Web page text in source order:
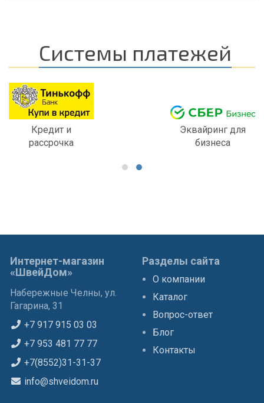
Системы платежей
Кредит и
рассрочка
Эквайринг для
бизнеса
Интернет-магазин
«ШвейДом»
Набережные Челны, ул.
Гагарина, 31
+7 917 915 03 03
+7 953 481 77 77
+7(8552)31-31-37
info@shveidom.ru
Разделы сайта
О компании
Каталог
Вопрос-ответ
Блог
Контакты